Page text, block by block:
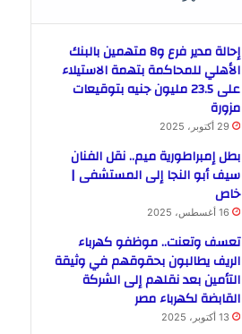
إحالة مدير فرع و8 متهمين بالبنك
الأهلي للمحاكمة بتهمة الاستيلاء
على 23.5 مليون جنيه بتوقيعات
مزورة
29 أكتوبر، 2025
بطل إمبراطورية ميم.. نقل الفنان
سيف أبو النجا إلى المستشفى |
خاص
16 أغسطس، 2025
تعسف وتعنت.. موظفو كهرباء
الريف يطالبون بحقوقهم في وثيقة
التأمين بعد نقلهم إلى الشركة
القابضة لكهرباء مصر
13 أكتوبر، 2025